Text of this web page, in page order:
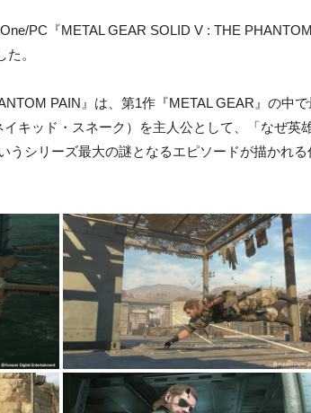
PC『METAL GEAR SOLID V : THE
。
PAIN』は、第1作『METAL GEAR』の中
キッド・スネーク）を主人公として、「なぜ英
うシリーズ最大の謎となるエピソードが描かれる